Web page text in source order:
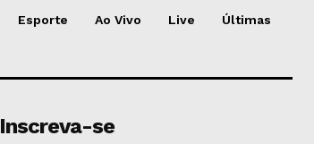
Esporte Ao Vivo Live Últimas
Inscreva-se